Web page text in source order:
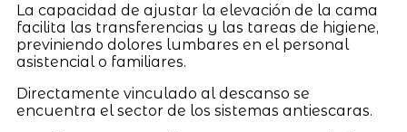
La capacidad de ajustar la elevación de la cama
facilita las transferencias y las tareas de higiene,
previniendo dolores lumbares en el personal
asistencial o familiares.
Directamente vinculado al descanso se
encuentra el sector de los sistemas antiescaras.